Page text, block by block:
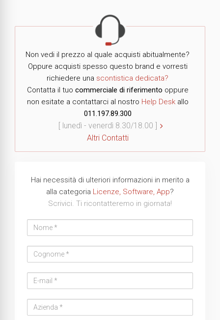
Non vedi il prezzo al quale acquisti abitualmente?
Oppure acquisti spesso questo brand e vorresti
richiedere una scontistica dedicata?
Contatta il tuo commerciale di riferimento oppure
non esitate a contattarci al nostro Help Deskallo
011.197.89.300
[ lunedì - venerdì 8.30/18.00 ]
Altri Contatti
Hai necessità di ulteriori informazioni in merito a
alla categoria Licenze, Software, App?
Scrivici. Ti ricontatteremo in giornata!
address